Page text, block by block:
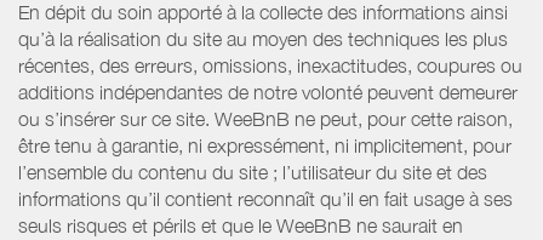
En dépit du soin apporté à la collecte des informations ainsi
qu’à la réalisation du site au moyen des techniques les plus
récentes, des erreurs, omissions, inexactitudes, coupures ou
additions indépendantes de notre volonté peuvent demeurer
ou s’insérer sur ce site. WeeBnB ne peut, pour cette raison,
être tenu à garantie, ni expressément, ni implicitement, pour
l’ensemble du contenu du site ; l’utilisateur du site et des
informations qu’il contient reconnaît qu’il en fait usage à ses
seuls risques et périls et que le WeeBnB ne saurait en